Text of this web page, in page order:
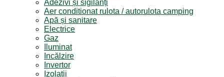
Adezivi și sigilanți
Aer conditionat rulota / autorulota camping
Apă și sanitare
Electrice
Gaz
Iluminat
Incălzire
Invertor
Izolații